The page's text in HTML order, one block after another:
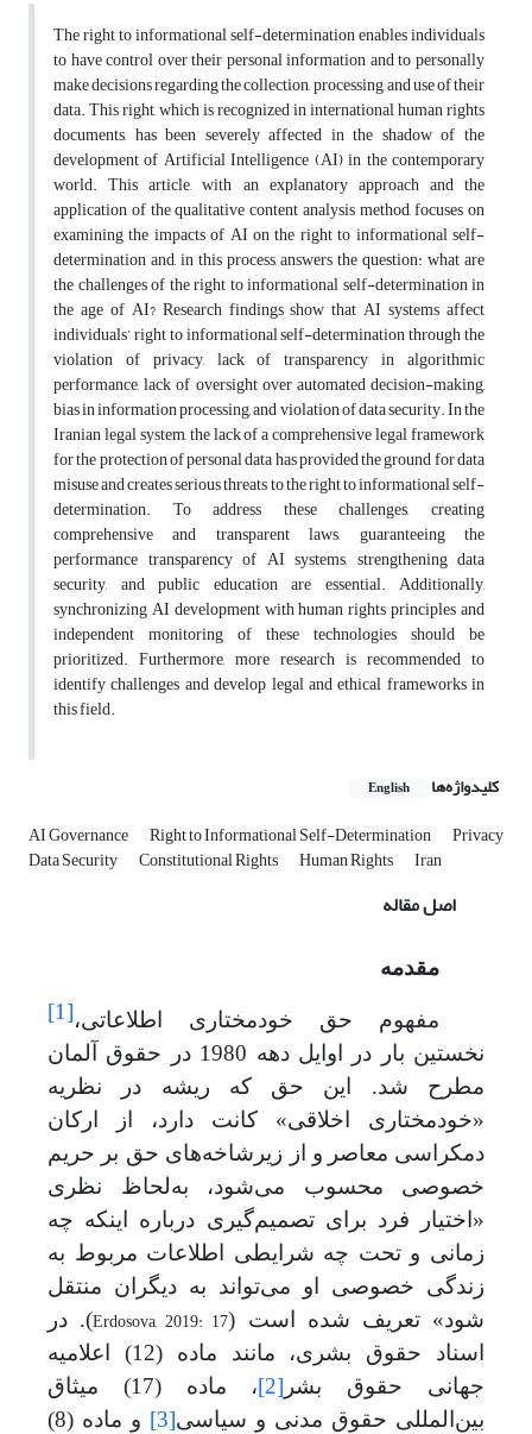
The right to informational self-determination enables individuals
to have control over their personal information and to personally
make decisions regarding the collection, processing, and use of their
data. This right, which is recognized in international human rights
documents, has been severely affected in the shadow of the
development of Artificial Intelligence (AI) in the contemporary
world. This article, with an explanatory approach and the
application of the qualitative content analysis method, focuses on
examining the impacts of AI on the right to informational self-
determination and, in this process, answers the question: what are
the challenges of the right to informational self-determination in
the age of AI? Research findings show that AI systems affect
individuals’ right to informational self-determination through the
violation of privacy, lack of transparency in algorithmic
performance, lack of oversight over automated decision-making,
bias in information processing, and violation of data security. In the
Iranian legal system, the lack of a comprehensive legal framework
for the protection of personal data has provided the ground for data
misuse and creates serious threats to the right to informational self-
determination. To address these challenges, creating
comprehensive and transparent laws, guaranteeing the
performance transparency of AI systems, strengthening data
security, and public education are essential. Additionally,
synchronizing AI development with human rights principles and
independent monitoring of these technologies should be
prioritized. Furthermore, more research is recommended to
identify challenges and develop legal and ethical frameworks in
this field.
کلیدواژه‌ها English
AI Governance Right to Informational Self-Determination Privacy
Data Security Constitutional Rights Human Rights Iran
اصل مقاله
مقدمه
مفهوم حق خودمختاری اطلاعاتی،[1]
نخستین بار در اوایل دهه 1980 در حقوق آلمان
مطرح شد. این حق که ریشه در نظریه
«خودمختاری اخلاقی» کانت دارد، از ارکان
دمکراسی معاصر و از زیرشاخه‌های حق بر حریم
خصوصی محسوب میشود، به‌لحاظ نظری
«اختیار فرد برای تصمیم‌گیری درباره اینکه چه
زمانی و تحت چه شرایطی اطلاعات مربوط به
زندگی خصوصی او میتواند به دیگران منتقل
شود» تعریف شده است (
Erdosova, 2019: 17
). در
اسناد حقوق بشری، مانند ماده (12) اعلامیه
جهانی حقوق بشر [2]، ماده (17 )
میثاق
بین‌المللی حقوق مدنی و سیاسی[3]
و ماده (8)